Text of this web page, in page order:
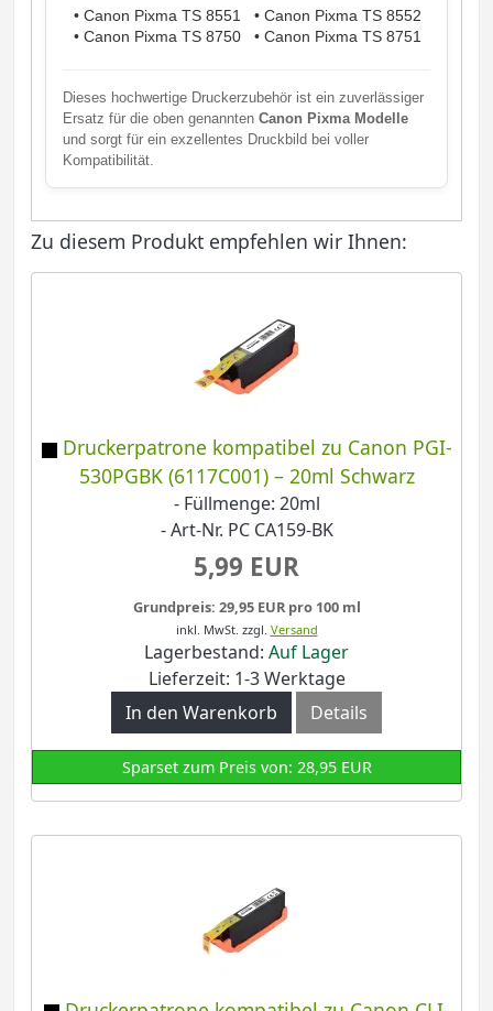
• Canon Pixma TS 8551 • Canon Pixma TS 8552
• Canon Pixma TS 8750 • Canon Pixma TS 8751
Dieses hochwertige Druckerzubehör ist ein zuverlässiger
Ersatz für die oben genannten Canon Pixma Modelle
und sorgt für ein exzellentes Druckbild bei voller
Kompatibilität.
Zu diesem Produkt empfehlen wir Ihnen:
Druckerpatrone kompatibel zu Canon PGI-
530PGBK (6117C001) – 20ml Schwarz
- Füllmenge: 20ml
- Art-Nr. PC CA159-BK
5,99 EUR
Grundpreis: 29,95 EUR pro 100 ml
inkl. MwSt. zzgl. Versand
Lagerbestand: Auf Lager
Lieferzeit: 1-3 Werktage
In den Warenkorb
Details
Sparset zum Preis von: 28,95 EUR